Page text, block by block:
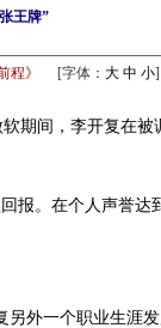
王牌”
程》 [字体： 大 中 小]
期间，李开复在
。在个人声誉达
外一个职业生涯发